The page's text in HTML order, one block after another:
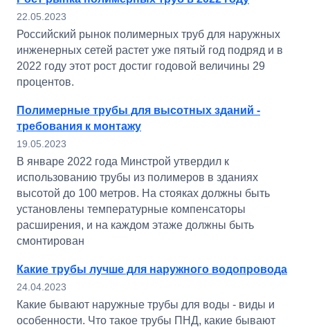
22.05.2023
Российский рынок полимерных труб для наружных
инженерных сетей растет уже пятый год подряд и в
2022 году этот рост достиг годовой величины 29
процентов.
Полимерные трубы для высотных зданий -
требования к монтажу
19.05.2023
В январе 2022 года Минстрой утвердил к
использованию трубы из полимеров в зданиях
высотой до 100 метров. На стояках должны быть
установлены температурные компенсаторы
расширения, и на каждом этаже должны быть
смонтирован
Какие трубы лучше для наружного водопровода
24.04.2023
Какие бывают наружные трубы для воды - виды и
особенности. Что такое трубы ПНД, какие бывают